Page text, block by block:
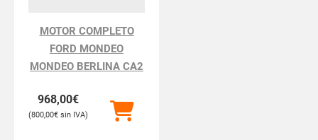
MOTOR COMPLETO
FORD MONDEO
MONDEO BERLINA CA2
968,00€
800,00€